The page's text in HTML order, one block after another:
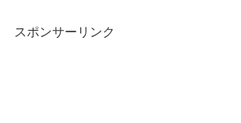
スポンサーリンク